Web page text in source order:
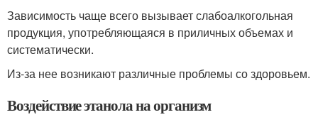
Зависимость чаще всего вызывает слабоалкогольная
продукция, употребляющаяся в приличных объемах и
систематически.
Из-за нее возникают различные проблемы со здоровьем.
Воздействие этанола на организм